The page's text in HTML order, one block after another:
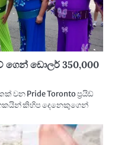
ඩොලර් 350,000
Pride Toronto ප්‍රයිඩ්
කිහිප දෙනෙකුගෙන්